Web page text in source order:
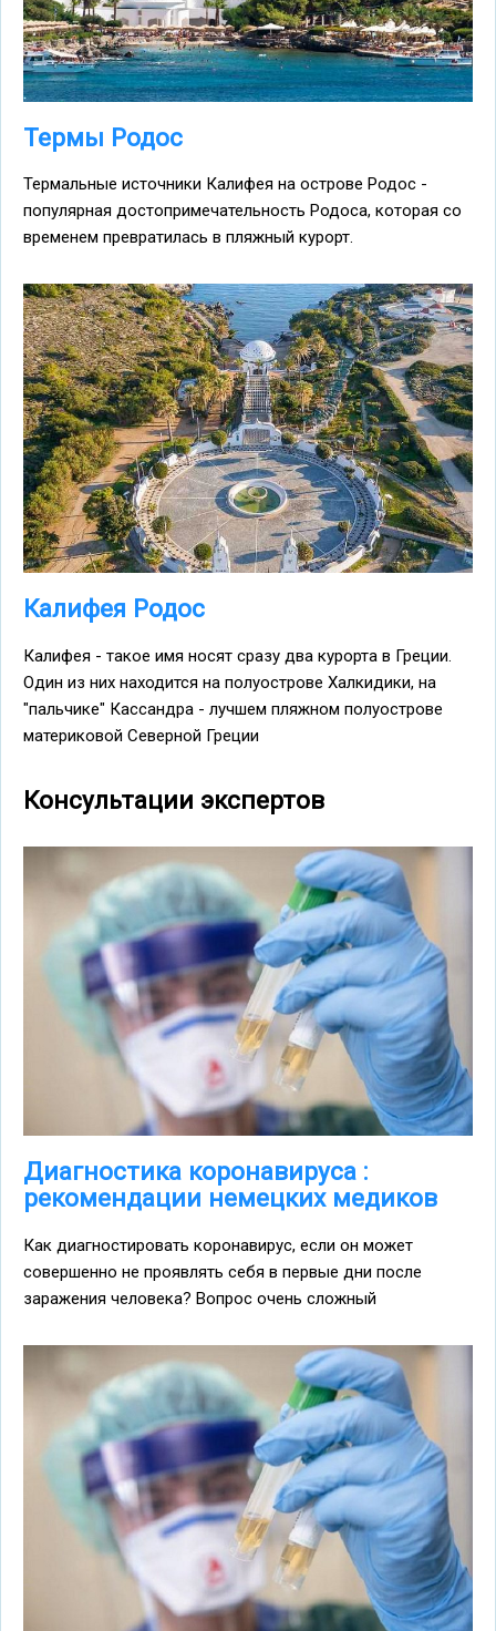
Термы Родос
Термальные источники Калифея на острове Родос -
популярная достопримечательность Родоса, которая со
временем превратилась в пляжный курорт.
Калифея Родос
Калифея - такое имя носят сразу два курорта в Греции.
Один из них находится на полуострове Халкидики, на
"пальчике" Кассандра - лучшем пляжном полуострове
материковой Северной Греции
Консультации экспертов
Диагностика коронавируса :
рекомендации немецких медиков
Как диагностировать коронавирус, если он может
совершенно не проявлять себя в первые дни после
заражения человека? Вопрос очень сложный